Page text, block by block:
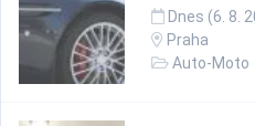
Dnes (6. 8.
Praha
Auto-Moto